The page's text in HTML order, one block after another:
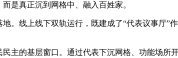
是真正沉到网格中、融入百姓家。
线上线下双轨运行，既建成了“代表议事厅”
的基层窗口。通过代表下沉网格、功能场所